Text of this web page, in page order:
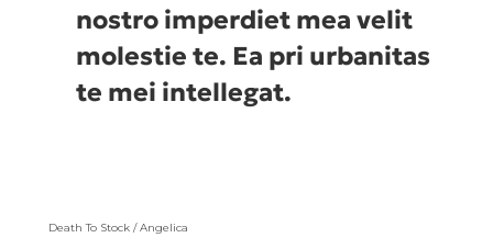
nostro imperdiet mea velit
molestie te. Ea pri urbanitas
te mei intellegat.
Death To Stock / Angelica